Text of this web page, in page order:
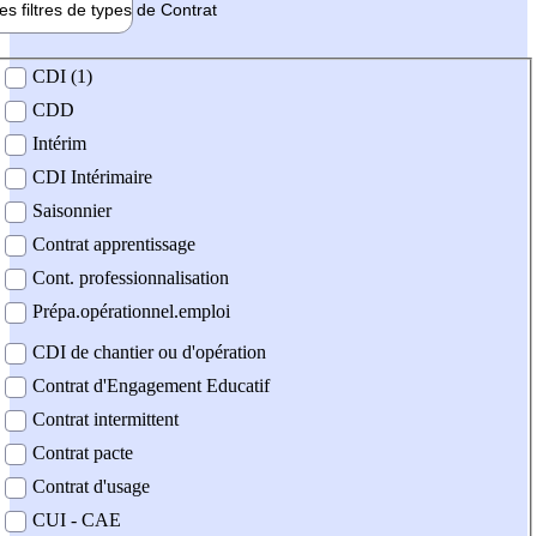
filtres de types de Contrat
contrat
CDI (1)
CDD
Intérim
CDI Intérimaire
Saisonnier
Contrat apprentissage
Cont. professionnalisation
Prépa.opérationnel.emploi
CDI de chantier ou d'opération
Contrat d'Engagement Educatif
Contrat intermittent
Contrat pacte
Contrat d'usage
CUI - CAE